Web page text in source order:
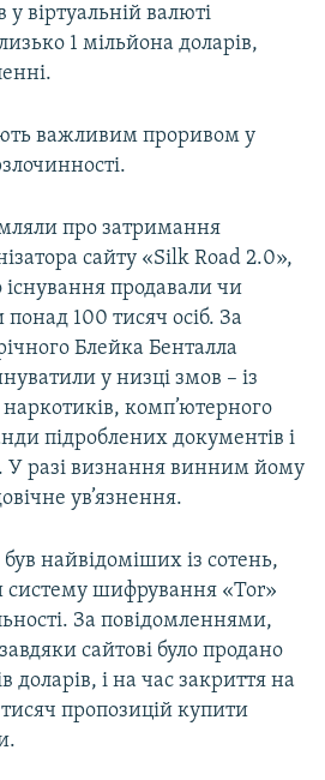
віртуальній валюті
1 мільйона доларів,
важливим проривом у
про затримання
сайту «Silk Road 2.0»,
продавали чи
100 тисяч осіб. За
Блейка Бенталла
у низці змов – із
комп’ютерного
підроблених документів і
У разі визнання винним йому
ув’язнення.
найвідоміших із сотень,
систему шифрування «Tor»
За повідомленнями,
сайтові було продано
доларів, і на час закриття на
пропозицій купити